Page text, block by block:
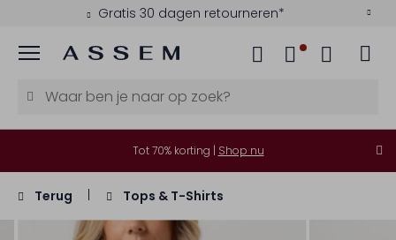
Gratis 30 dagen retourneren*
Menu
Tot 70% korting | Shop nu
Terug Tops & T-Shirts